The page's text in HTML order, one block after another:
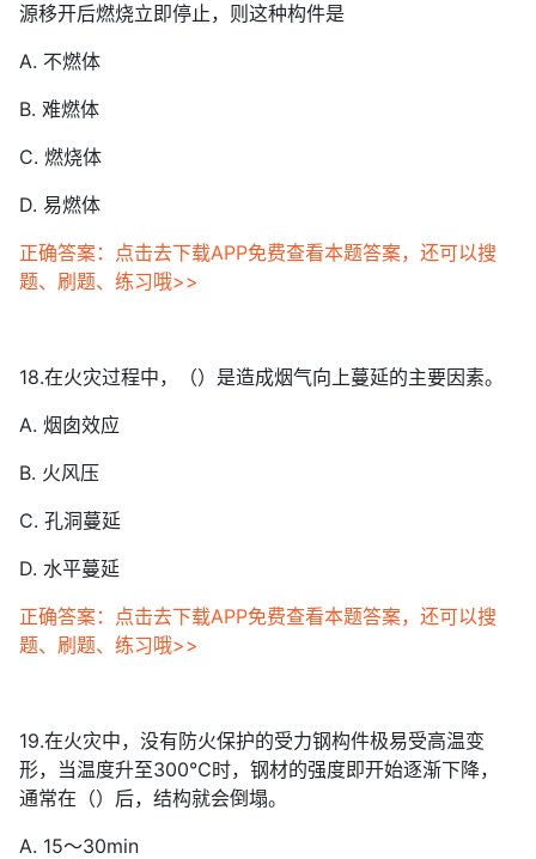
源移开后燃烧立即停止，则这种构件是
A. 不燃体
B. 难燃体
C. 燃烧体
D. 易燃体
正确答案：点击去下载APP免费查看本题答案，还可以搜
题、刷题、练习哦>>
18.在火灾过程中，（）是造成烟气向上蔓延的主要因素。
A. 烟囱效应
B. 火风压
C. 孔洞蔓延
D. 水平蔓延
正确答案：点击去下载APP免费查看本题答案，还可以搜
题、刷题、练习哦>>
19.在火灾中，没有防火保护的受力钢构件极易受高温变
形，当温度升至300℃时，钢材的强度即开始逐渐下降，
通常在（）后，结构就会倒塌。
A. 15～30min